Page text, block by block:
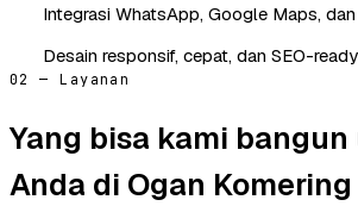
Integrasi WhatsApp, Google Maps,
Desain responsif, cepat, dan SEO-
02 — Layanan
Yang bisa kami
Anda di Ogan